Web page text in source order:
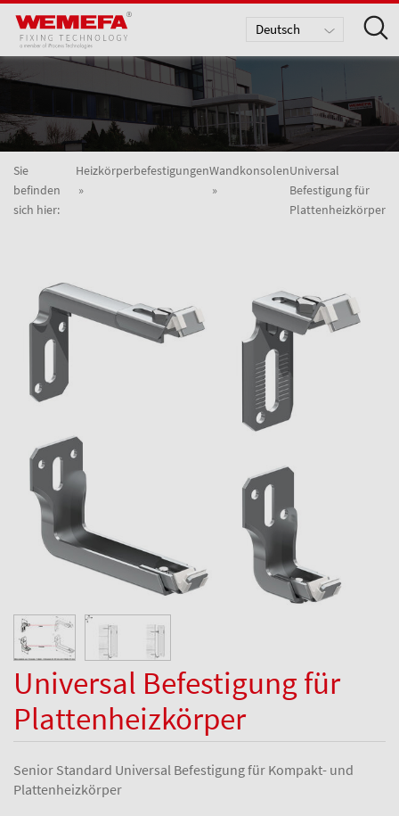
Sie
befinden
sich hier:
HeizkörperbefestigungenWandkonsolenUniversal
Befestigung für
Plattenheizkörper
Universal Befestigung für
Plattenheizkörper
Senior Standard Universal Befestigung für Kompakt- und
Plattenheizkörper
Deutsch